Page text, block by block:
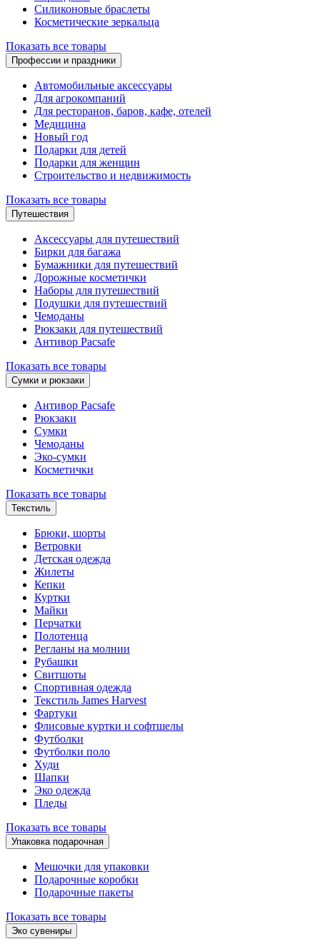
Силиконовые браслеты
Косметические зеркальца
Показать все товары
Профессии и праздники
Автомобильные аксессуары
Для агрокомпаний
Для ресторанов, баров, кафе, отелей
Медицина
Новый год
Подарки для детей
Подарки для женщин
Строительство и недвижимость
Показать все товары
Путешествия
Аксессуары для путешествий
Бирки для багажа
Бумажники для путешествий
Дорожные косметички
Наборы для путешествий
Подушки для путешествий
Чемоданы
Рюкзаки для путешествий
Антивор Pacsafe
Показать все товары
Сумки и рюкзаки
Антивор Pacsafe
Рюкзаки
Сумки
Чемоданы
Эко-сумки
Косметички
Показать все товары
Текстиль
Брюки, шорты
Ветровки
Детская одежда
Жилеты
Кепки
Куртки
Майки
Перчатки
Полотенца
Регланы на молнии
Рубашки
Свитшоты
Спортивная одежда
Текстиль James Harvest
Фартуки
Флисовые куртки и софтшелы
Футболки
Футболки поло
Худи
Шапки
Эко одежда
Пледы
Показать все товары
Упаковка подарочная
Мешочки для упаковки
Подарочные коробки
Подарочные пакеты
Показать все товары
Эко сувениры